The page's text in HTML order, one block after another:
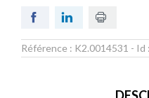
Référence : K2.0014531 - Id :